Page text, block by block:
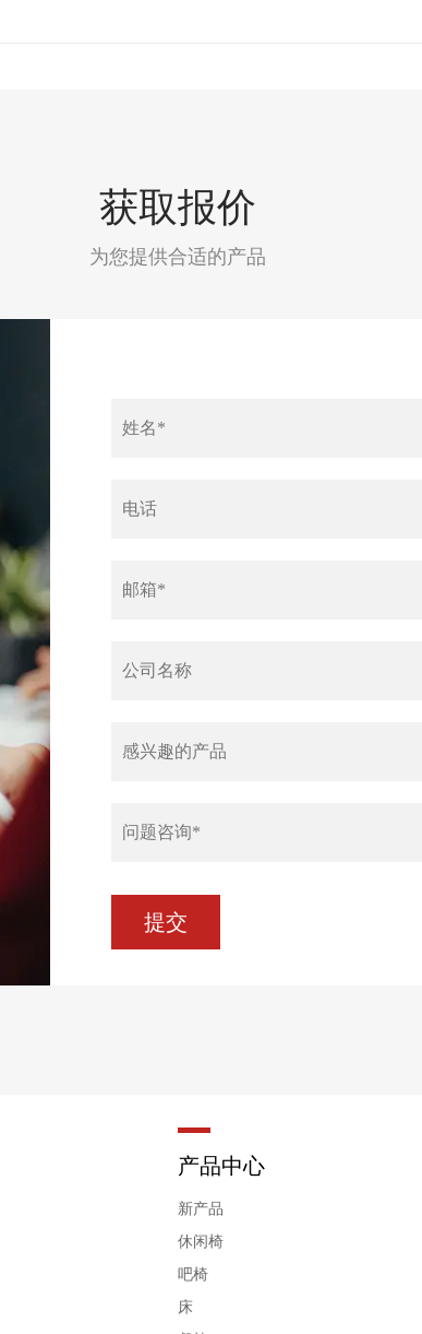
获取报价
为您提供合适的产品
产品中心
新产品
休闲椅
吧椅
床